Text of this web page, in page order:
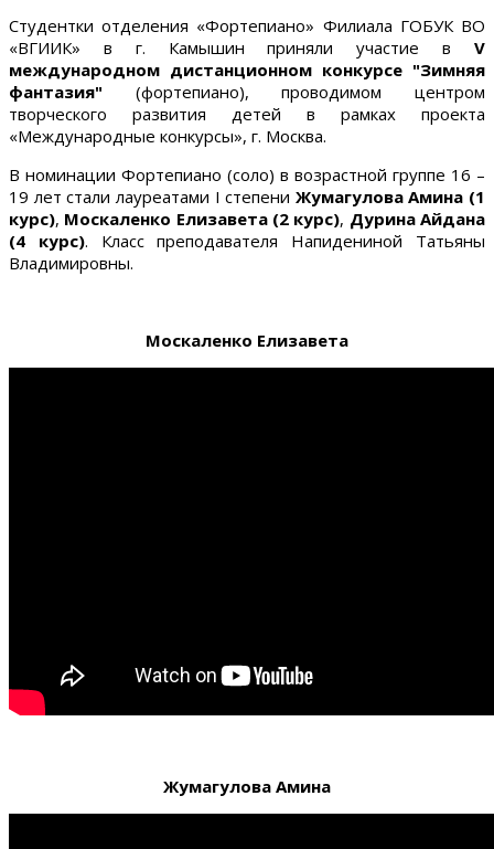
Студентки отделения «Фортепиано» Филиала ГОБУК ВО
«ВГИИК» в г. Камышин приняли участие в V
международном дистанционном конкурсе "Зимняя
фантазия" (фортепиано), проводимом центром
творческого развития детей в рамках проекта
«Международные конкурсы», г. Москва.
В номинации Фортепиано (соло) в возрастной группе 16 –
19 лет стали лауреатами I степени Жумагулова Амина (1
курс), Москаленко Елизавета (2 курс), Дурина Айдана
(4 курс). Класс преподавателя Напидениной Татьяны
Владимировны.
Москаленко Елизавета
Жумагулова Амина